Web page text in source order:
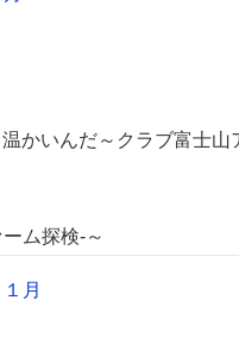
温かいんだ～クラブ富士山
ム探検-～
月